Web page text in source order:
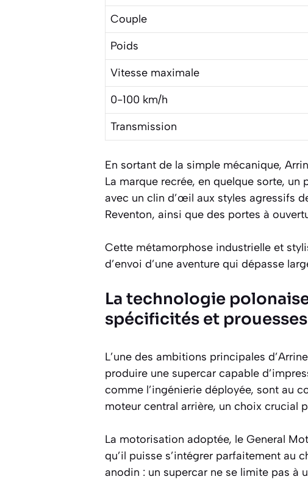
Couple
Poids
Vitesse maximale
0-100 km/h
Transmission
En sortant de la simple mécanique,
La marque recrée, en quelque sorte,
avec un clin d’œil aux styles agressifs
Reventon, ainsi que des portes à
Cette métamorphose industrielle et
d’envoi d’une aventure qui dépasse
La technologie
spécificités et
L’une des ambitions principales
produire une supercar capable
comme l’ingénierie déployée, sont au
moteur central arrière, un choix crucial
La motorisation adoptée, le General
qu’il puisse s’intégrer parfaitement au
anodin : un supercar ne se limite pas à